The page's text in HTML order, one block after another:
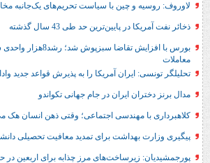
و چین با سیاست تحریم‌های یک‌جانبه مخالفند
پایین‌ترین حد طی 43 سال گذشته
بورس با افزایش تقاضا سبزپوش شد؛ رشد8هزار واحدی شاخص کل در آغاز
ایران آمریکا را به پذیرش قواعد جدید واداشت
ایران در جام جهانی تکواندو
مهندسی اجتماعی؛ وقتی ذهن انسان هک می‌شود
بهداشت برای تمدید معافیت تحصیلی دانشجویان مشمول
زیرساخت‌های مرز چذابه برای اربعین در حال تکمیل است